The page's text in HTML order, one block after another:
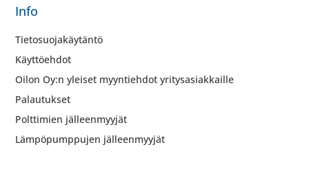
Info
Tietosuojakäytäntö
Käyttöehdot
Oilon Oy:n yleiset myyntiehdot yritysasiakkaille
Palautukset
Polttimien jälleenmyyjät
Lämpöpumppujen jälleenmyyjät